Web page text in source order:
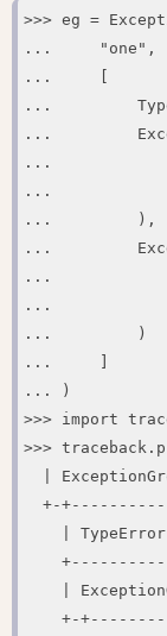
>>> eg =
...     "one",
...     [
...
...
...
...
...         ),
...
...
...
...         )
...     ]
... )
>>> import
>>>
|
+-
|
|
+-